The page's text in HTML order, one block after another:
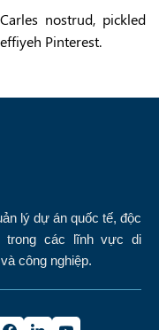
nostrud, pickled
Pinterest.
lý dự án quốc tế, độc
trong các lĩnh vực di
công nghiệp.